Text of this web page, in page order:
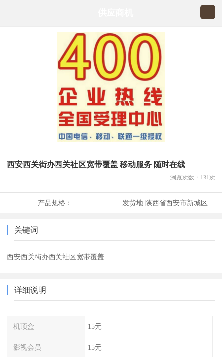
西安西关街办西关社区宽带覆盖 移动服务 随时在线
浏览次数： 131 次
产品规格： 发货地:陕西省西安市新城区
关键词
西安西关街办西关社区宽带覆盖
详细说明
机顶盒 15元
影视会员 15元